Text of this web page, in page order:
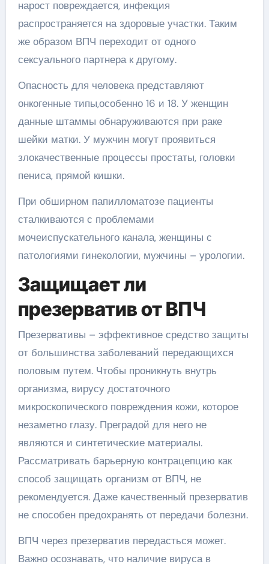
нарост повреждается, инфекция
распространяется на здоровые участки. Таким
же образом ВПЧ переходит от одного
сексуального партнера к другому.
Опасность для человека представляют
онкогенные типы,особенно 16 и 18. У женщин
данные штаммы обнаруживаются при раке
шейки матки. У мужчин могут проявиться
злокачественные процессы простаты, головки
пениса, прямой кишки.
При обширном папилломатозе пациенты
сталкиваются с проблемами
мочеиспускательного канала, женщины с
патологиями гинекологии, мужчины – урологии.
Защищает ли
презерватив от ВПЧ
Презервативы – эффективное средство защиты
от большинства заболеваний передающихся
половым путем. Чтобы проникнуть внутрь
организма, вирусу достаточного
микроскопического повреждения кожи, которое
незаметно глазу. Преградой для него не
являются и синтетические материалы.
Рассматривать барьерную контрацепцию как
способ защищать организм от ВПЧ, не
рекомендуется. Даже качественный презерватив
не способен предохранять от передачи болезни.
ВПЧ через презерватив передасться может.
Важно осознавать, что наличие вируса в